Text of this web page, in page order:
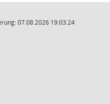
07.08.2026 19:03:24